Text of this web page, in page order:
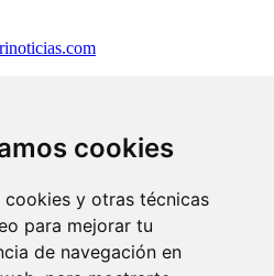
cookies
cookies y otras técnicas
para mejorar tu
de navegación en